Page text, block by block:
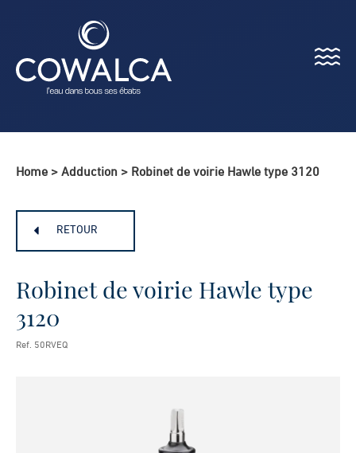
Menu
Home > Adduction > Robinet de voirie Hawle type 3120
RETOUR
Robinet de voirie Hawle type
3120
Ref. 50RVEQ